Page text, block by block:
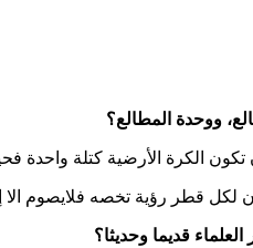
تكون الكرة الأرضية كتلة
لكل قطر رؤية تخصه فلايصوم